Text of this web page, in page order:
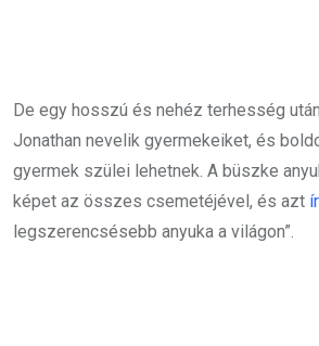
De egy hosszú és nehéz terhesség
Jonathan nevelik gyermekeiket, és
gyermek szülei lehetnek. A büszke
képet az összes csemetéjével, és azt
legszerencsésebb anyuka a világon”.